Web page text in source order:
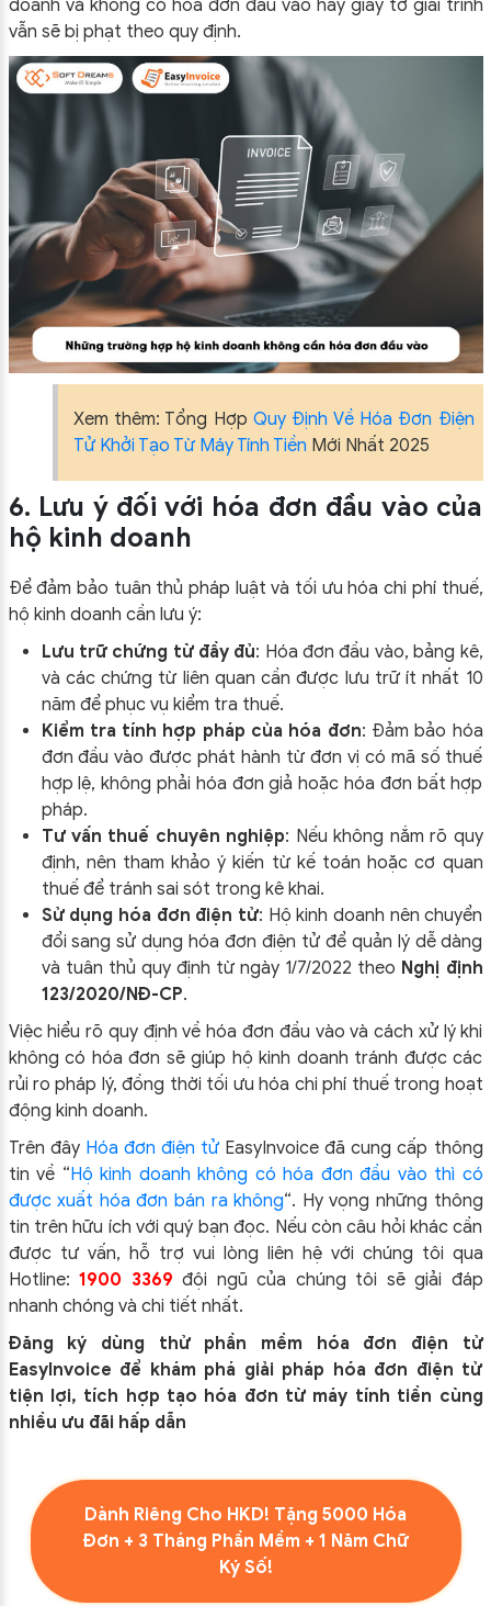
doanh và không có hóa đơn đầu vào hay giấy tờ giải trình
vẫn sẽ bị phạt theo quy định.
Xem thêm: Tổng Hợp Quy Định Về Hóa Đơn Điện
Tử Khởi Tạo Từ Máy Tính Tiền Mới Nhất 2025
6. Lưu ý đối với hóa đơn đầu vào của
hộ kinh doanh
Để đảm bảo tuân thủ pháp luật và tối ưu hóa chi phí thuế,
hộ kinh doanh cần lưu ý:
Lưu trữ chứng từ đầy đủ: Hóa đơn đầu vào, bảng kê,
và các chứng từ liên quan cần được lưu trữ ít nhất 10
năm để phục vụ kiểm tra thuế.
Kiểm tra tính hợp pháp của hóa đơn: Đảm bảo hóa
đơn đầu vào được phát hành từ đơn vị có mã số thuế
hợp lệ, không phải hóa đơn giả hoặc hóa đơn bất hợp
pháp.
Tư vấn thuế chuyên nghiệp: Nếu không nắm rõ quy
định, nên tham khảo ý kiến từ kế toán hoặc cơ quan
thuế để tránh sai sót trong kê khai.
Sử dụng hóa đơn điện tử: Hộ kinh doanh nên chuyển
đổi sang sử dụng hóa đơn điện tử để quản lý dễ dàng
và tuân thủ quy định từ ngày 1/7/2022 theo Nghị định
123/2020/NĐ-CP.
Việc hiểu rõ quy định về hóa đơn đầu vào và cách xử lý khi
không có hóa đơn sẽ giúp hộ kinh doanh tránh được các
rủi ro pháp lý, đồng thời tối ưu hóa chi phí thuế trong hoạt
động kinh doanh.
Trên đây Hóa đơn điện tử EasyInvoice đã cung cấp thông
tin về “Hộ kinh doanh không có hóa đơn đầu vào thì có
được xuất hóa đơn bán ra không“. Hy vọng những thông
tin trên hữu ích với quý bạn đọc. Nếu còn câu hỏi khác cần
được tư vấn, hỗ trợ vui lòng liên hệ với chúng tôi qua
Hotline: 1900 3369 đội ngũ của chúng tôi sẽ giải đáp
nhanh chóng và chi tiết nhất.
Đăng ký dùng thử phần mềm
hóa đơn điện tử
EasyInvoice để khám phá giải pháp hóa đơn điện tử
tiện lợi, tích hợp tạo hóa đơn từ máy tính tiền cùng
nhiều ưu đãi hấp dẫn
Dành Riêng Cho HKD! Tặng 5000 Hóa
Đơn + 3 Tháng Phần Mềm + 1 Năm Chữ
Ký Số!